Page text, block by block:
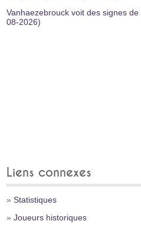
Vanhaezebrouck voit des signes
08-2026)
Liens connexes
»Statistiques
»Joueurs historiques